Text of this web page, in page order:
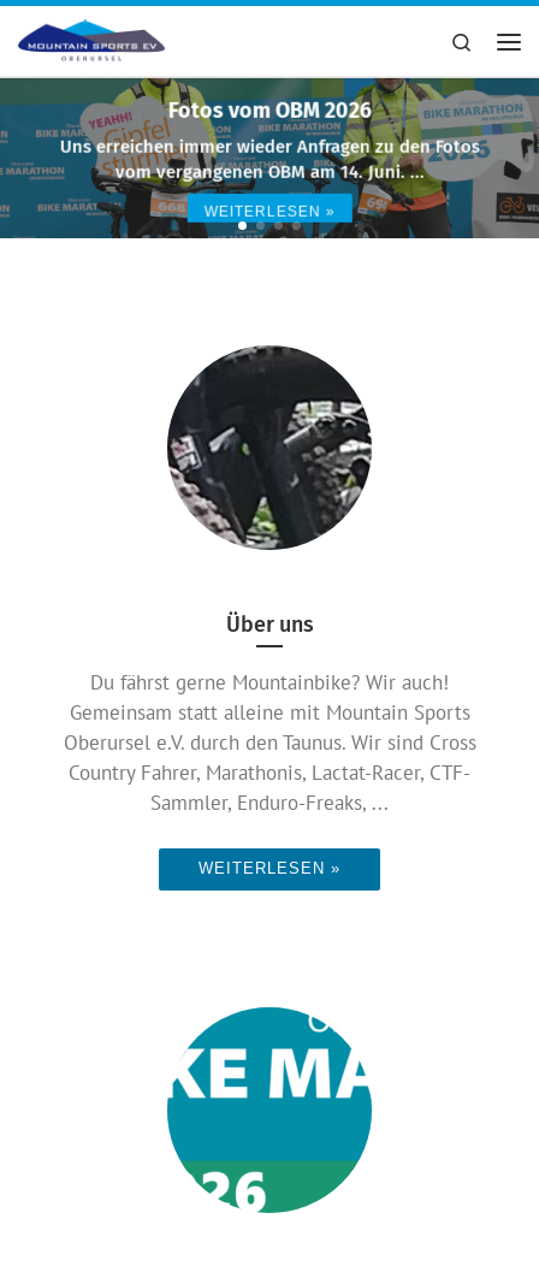
Zum Inhalt springen Search
Fotos vom OBM 2026
Uns erreichen immer wieder Anfragen zu den Fotos
vom vergangenen OBM am 14. Juni. ...
WEITERLESEN »
Über uns
Du fährst gerne Mountainbike? Wir auch!
Gemeinsam statt alleine mit Mountain Sports
Oberursel e.V. durch den Taunus. Wir sind Cross
Country Fahrer, Marathonis, Lactat-Racer, CTF-
Sammler, Enduro-Freaks, ...
WEITERLESEN »